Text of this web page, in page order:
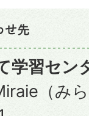
学習セン
（み